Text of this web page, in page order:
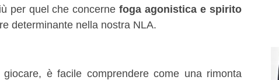
per quel che concernefoga agonistica e spirito
determinante nella nostra NLA.
è facile comprendere come una rimonta